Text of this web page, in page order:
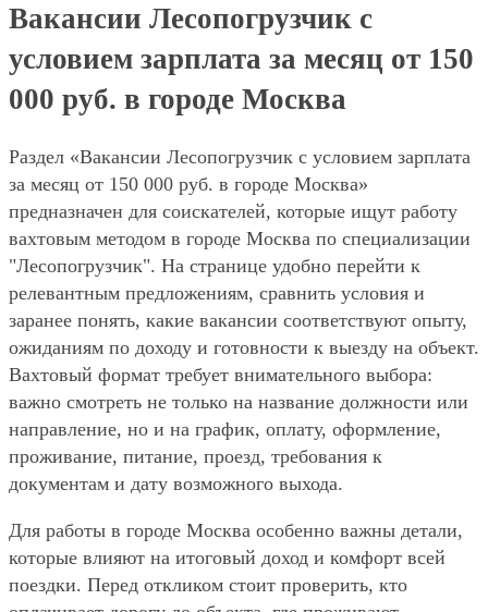
Вакансии Лесопогрузчик с
условием зарплата за месяц от 150
000 руб. в городе Москва
Раздел «Вакансии Лесопогрузчик с условием зарплата
за месяц от 150 000 руб. в городе Москва»
предназначен для соискателей, которые ищут работу
вахтовым методом в городе Москва по специализации
"Лесопогрузчик". На странице удобно перейти к
релевантным предложениям, сравнить условия и
заранее понять, какие вакансии соответствуют опыту,
ожиданиям по доходу и готовности к выезду на объект.
Вахтовый формат требует внимательного выбора:
важно смотреть не только на название должности или
направление, но и на график, оплату, оформление,
проживание, питание, проезд, требования к
документам и дату возможного выхода.
Для работы в городе Москва особенно важны детали,
которые влияют на итоговый доход и комфорт всей
поездки. Перед откликом стоит проверить, кто